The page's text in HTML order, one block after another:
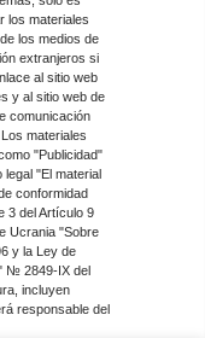
los materiales
los medios de
extranjeros si
al sitio web
y al sitio web de
comunicación
materiales
"Publicidad"
legal "El material
conformidad
3 del Artículo 9
Ucrania "Sobre
y la Ley de
№ 2849-IX del
incluyen
responsable del